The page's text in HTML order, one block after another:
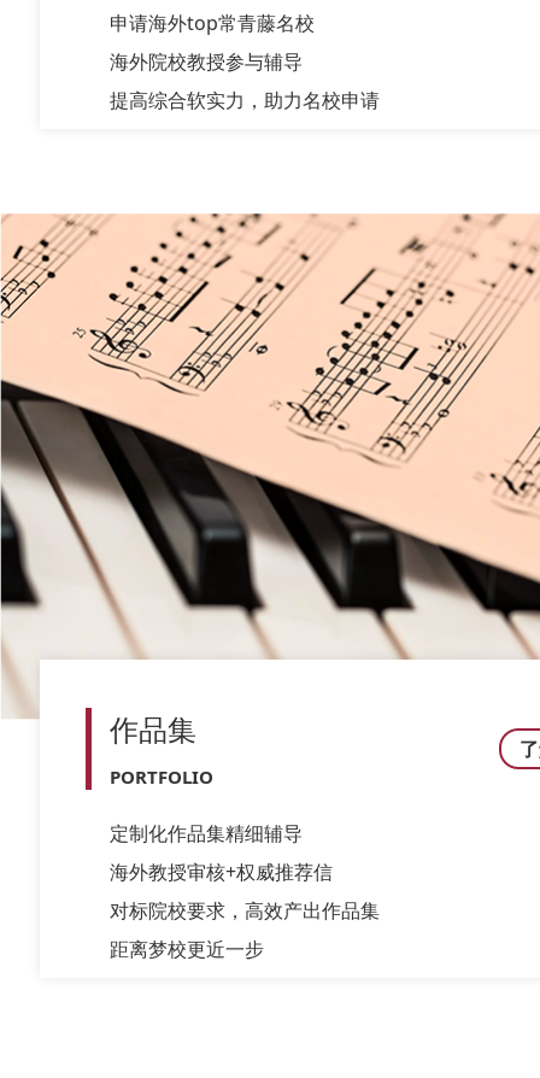
申请海外top常青藤名校
海外院校教授参与辅导
提高综合软实力，助力名校申请
作品集
PORTFOLIO
定制化作品集精细辅导
海外教授审核+权威推荐信
对标院校要求，高效产出作品集
距离梦校更近一步